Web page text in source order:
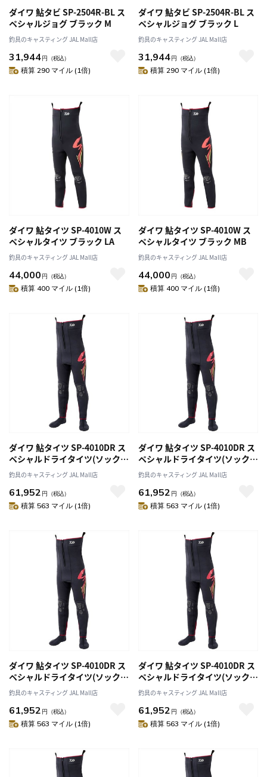
ダイワ 鮎タビ SP-2504R-BL ス
ペシャルジョグ ブラック M
釣具のキャスティング JAL Mall店
31,944円 （税込）
積算 290 マイル (1倍)
ダイワ 鮎タビ SP-2504R-BL ス
ペシャルジョグ ブラック L
釣具のキャスティング JAL Mall店
31,944円 （税込）
積算 290 マイル (1倍)
ダイワ 鮎タイツ SP-4010W ス
ペシャルタイツ ブラック LA
釣具のキャスティング JAL Mall店
44,000 円 （税込）
積算 400 マイル (1倍)
ダイワ 鮎タイツ SP-4010W ス
ペシャルタイツ ブラック MB
釣具のキャスティング JAL Mall店
44,000 円 （税込）
積算 400 マイル (1倍)
ダイワ 鮎タイツ SP-4010DR ス
ペシャルドライタイツ(ソックス
先丸) ブラック SA
釣具のキャスティング JAL Mall店
61,952 円 （税込）
積算 563 マイル (1倍)
ダイワ 鮎タイツ SP-4010DR ス
ペシャルドライタイツ(ソックス
先丸) ブラック MA
釣具のキャスティング JAL Mall店
61,952 円 （税込）
積算 563 マイル (1倍)
ダイワ 鮎タイツ SP-4010DR ス
ペシャルドライタイツ(ソックス
先丸) ブラック LA
釣具のキャスティング JAL Mall店
61,952 円 （税込）
積算 563 マイル (1倍)
ダイワ 鮎タイツ SP-4010DR ス
ペシャルドライタイツ(ソックス
先丸) ブラック LLA
釣具のキャスティング JAL Mall店
61,952 円 （税込）
積算 563 マイル (1倍)